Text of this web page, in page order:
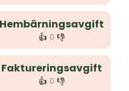
Hembärningsavgift
👍 0 👎
Faktureringsavgift
👍 0 👎